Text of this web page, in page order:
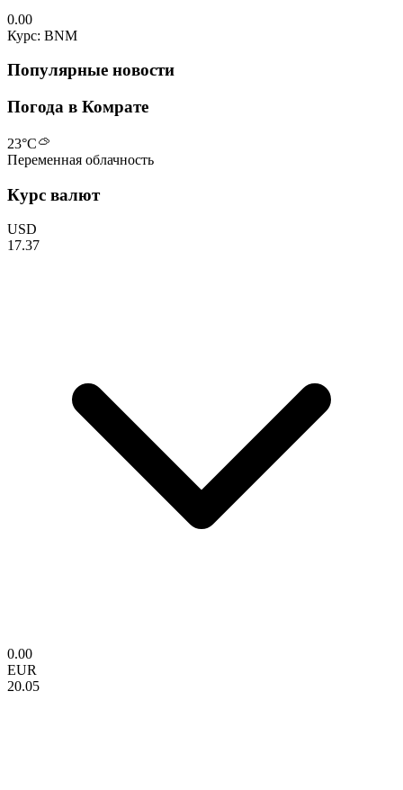
0.00
Курс: BNM
Популярные новости
Погода в Комрате
23°C
Переменная облачность
Курс валют
USD
17.37
0.00
EUR
20.05